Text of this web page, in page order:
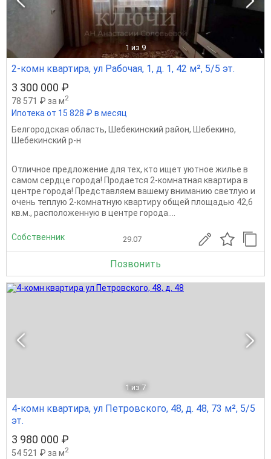
1 из 9
2-комн квартира, ул Рабочая, 1, д. 1, 42 м², 5/5 эт.
3 300 000 ₽
78 571 ₽ за м2
Ипотека от 15 828 ₽ в месяц
Белгородская область, Шебекинский район, Шебекино,
Шебекинский р-н
Отличное предложение для тех, кто ищет уютное жилье в
самом сердце города! Продается 2-комнатная квартира в
центре города! Представляем вашему вниманию светлую и
очень теплую 2-комнатную квартиру общей площадью 42,6
кв.м., расположенную в центре города....
Собственник 29.07
Позвонить
1 из 7
4-комн квартира, ул Петровского, 48, д. 48, 73 м², 5/5
эт.
3 980 000 ₽
54 521 ₽ за м2